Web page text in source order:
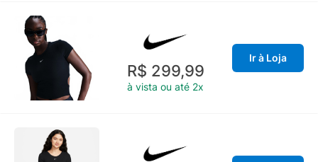
R$ 299,99
à vista ou até 2x
Ir à Loja